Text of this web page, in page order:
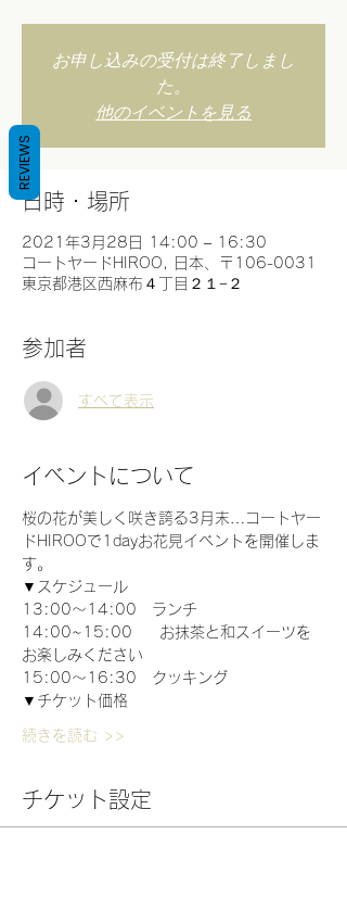
お申し込みの受付は終了しまし
た。
他のイベントを見る
日時・場所
2021年3月28日 14:00 – 16:30
コートヤードHIROO, 日本、〒106-0031
東京都港区西麻布４丁目２１−２
参加者
すべて表示
イベントについて
桜の花が美しく咲き誇る3月末…コートヤー
ドHIROOで1dayお花見イベントを開催しま
す。
▼スケジュール
13:00～14:00　ランチ
14:00~15:00     お抹茶と和スイーツを
お楽しみください
15:00～16:30　クッキング
▼チケット価格
続きを読む >>
チケット設定
REVIEWS